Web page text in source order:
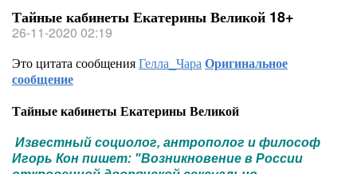
Тайные кабинеты Екатерины Великой 18+
26-11-2020 02:19
Это цитата сообщенияГелла_ЧараОригинальное
сообщение
Тайные кабинеты Екатерины Великой
Известный социолог, антрополог и философ
Игорь Кон пишет: "Возникновение в России